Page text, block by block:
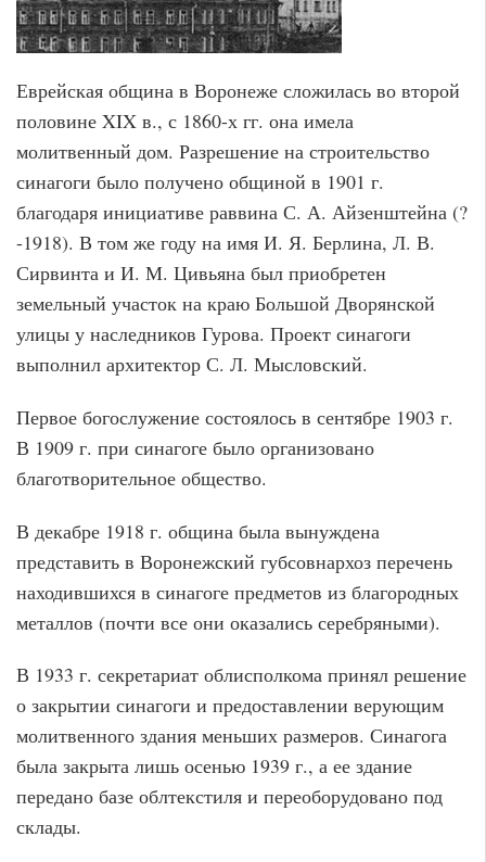
Еврейская община в Воронеже сложилась во второй
половине XIX в., с 1860-х гг. она имела
молитвенный дом. Разрешение на строительство
синагоги было получено общиной в 1901 г.
благодаря инициативе раввина С. А. Айзенштейна (?
-1918). В том же году на имя И. Я. Берлина, Л. В.
Сирвинта и И. М. Цивьяна был приобретен
земельный участок на краю Большой Дворянской
улицы у наследников Гурова. Проект синагоги
выполнил архитектор С. Л. Мысловский.
Первое богослужение состоялось в сентябре 1903 г.
В 1909 г. при синагоге было организовано
благотворительное общество.
В декабре 1918 г. община была вынуждена
представить в Воронежский губсовнархоз перечень
находившихся в синагоге предметов из благородных
металлов (почти все они оказались серебряными).
В 1933 г. секретариат облисполкома принял решение
о закрытии синагоги и предоставлении верующим
молитвенного здания меньших размеров. Синагога
была закрыта лишь осенью 1939 г., а ее здание
передано базе облтекстиля и переоборудовано под
склады.